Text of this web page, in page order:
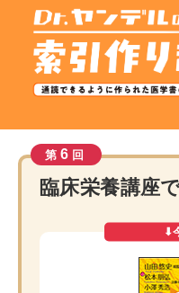
第 6 回
臨床栄養講座